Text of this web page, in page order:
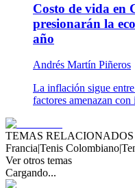
Costo de vida en
presionarán la
año
Andrés Martín Piñeros
La inflación sigue
factores amenazan
TEMAS RELACIONADOS
Francia|Tenis Colombiano|
Ver otros temas
Cargando...